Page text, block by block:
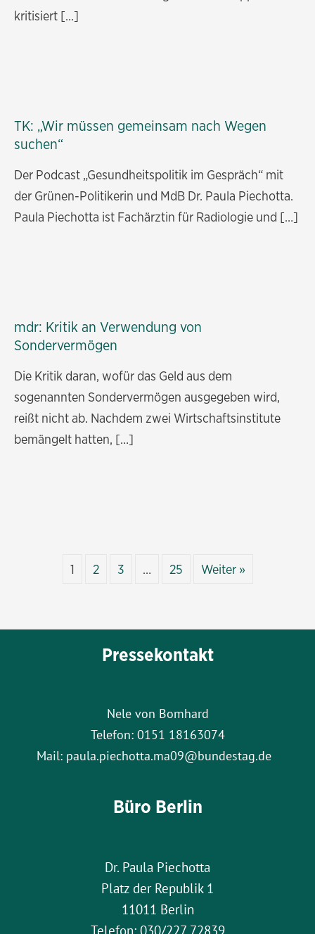
kritisiert […]
TK: „Wir müssen gemeinsam nach Wegen
suchen“
Der Podcast „Gesundheitspolitik im Gespräch“ mit
der Grünen-Politikerin und MdB Dr. Paula Piechotta.
Paula Piechotta ist Fachärztin für Radiologie und […]
mdr: Kritik an Verwendung von
Sondervermögen
Die Kritik daran, wofür das Geld aus dem
sogenannten Sondervermögen ausgegeben wird,
reißt nicht ab. Nachdem zwei Wirtschaftsinstitute
bemängelt hatten, […]
1 2 3 … 25 Weiter »
Pressekontakt
Nele von Bomhard
Telefon: 0151 18163074
Mail: paula.piechotta.ma09@bundestag.de
Büro Berlin
Dr. Paula Piechotta
Platz der Republik 1
11011 Berlin
Telefon: 030/227 72839